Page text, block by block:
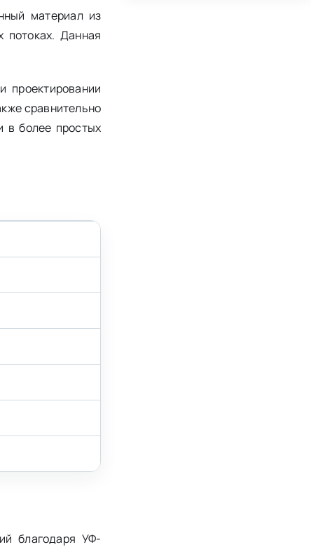
материал из
потоках. Данная
проектировании
сравнительно
в более простых
благодаря УФ-